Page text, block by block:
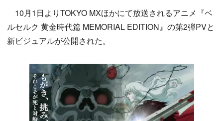
10月1日よりTOKYO MXほかにて放送されるアニメ『ベ
ルセルク 黄金時代篇 MEMORIAL EDITION』の第2弾PVと
新ビジュアルが公開された。